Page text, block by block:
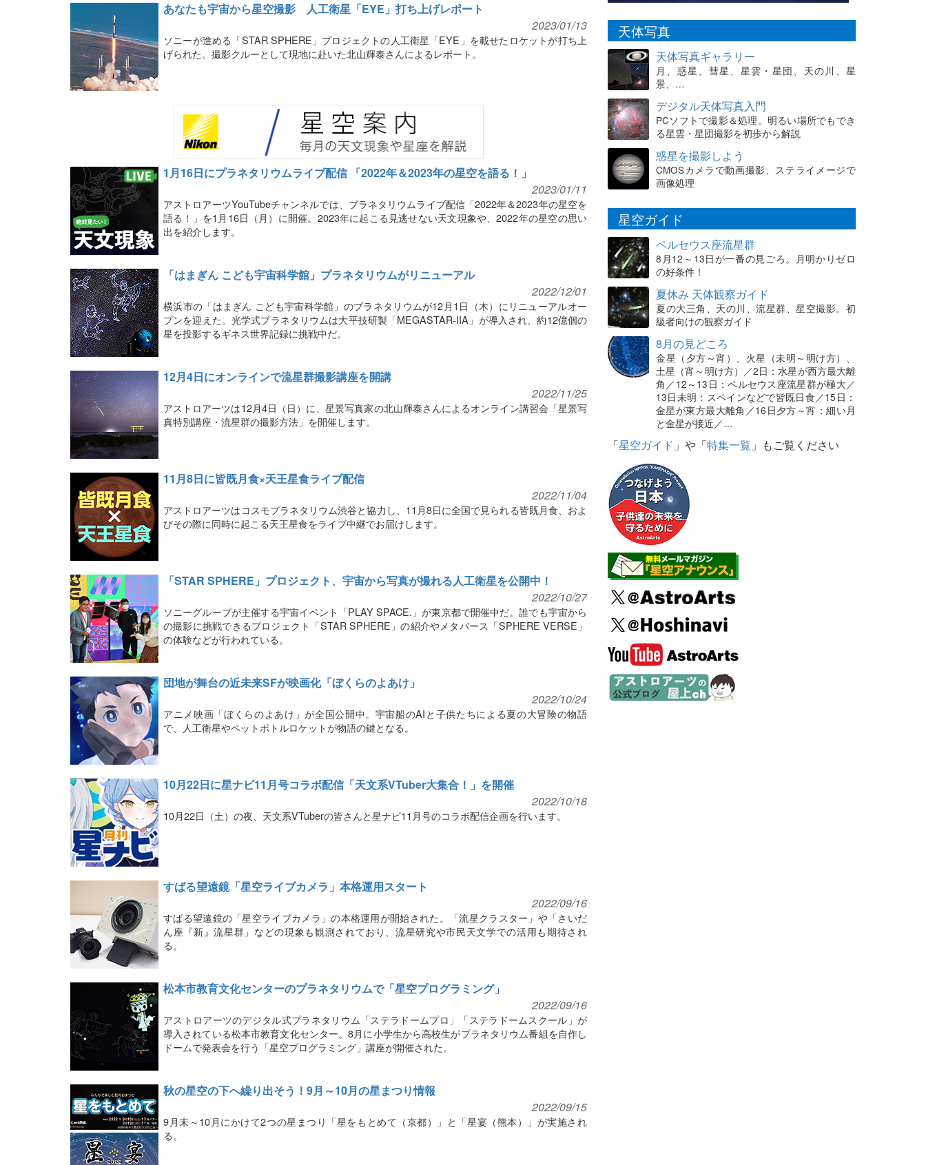
あなたも宇宙から星空撮影 人工衛星「EYE」打ち上げレポート
2023/01/13
ソニーが進める「STAR SPHERE」プロジェクトの人工衛星「EYE」を載せたロケットが打ち上
げられた。撮影クルーとして現地に赴いた北山輝泰さんによるレポート。
1月16日にプラネタリウムライブ配信 「2022年＆2023年の星空を語る！」
2023/01/11
アストロアーツYouTubeチャンネルでは、プラネタリウムライブ配信「2022年＆2023年の星空を
語る！」を1月16日（月）に開催。2023年に起こる見逃せない天文現象や、2022年の星空の思い
出を紹介します。
「はまぎん こども宇宙科学館」プラネタリウムがリニューアル
2022/12/01
横浜市の「はまぎん こども宇宙科学館」のプラネタリウムが12月1日（木）にリニューアルオー
プンを迎えた。光学式プラネタリウムは大平技研製「MEGASTAR-IIA」が導入され、約12億個の
星を投影するギネス世界記録に挑戦中だ。
12月4日にオンラインで流星群撮影講座を開講
2022/11/25
アストロアーツは12月4日（日）に、星景写真家の北山輝泰さんによるオンライン講習会「星景写
真特別講座・流星群の撮影方法」を開催します。
11月8日に皆既月食×天王星食ライブ配信
2022/11/04
アストロアーツはコスモプラネタリウム渋谷と協力し、11月8日に全国で見られる皆既月食、およ
びその際に同時に起こる天王星食をライブ中継でお届けします。
「STAR SPHERE」プロジェクト、宇宙から写真が撮れる人工衛星を公開中！
2022/10/27
ソニーグループが主催する宇宙イベント「PLAY SPACE.」が東京都で開催中だ。誰でも宇宙から
の撮影に挑戦できるプロジェクト「STAR SPHERE」の紹介やメタバース「SPHERE VERSE」
の体験などが行われている。
団地が舞台の近未来SFが映画化「ぼくらのよあけ」
2022/10/24
アニメ映画「ぼくらのよあけ」が全国公開中。宇宙船のAIと子供たちによる夏の大冒険の物語
で、人工衛星やペットボトルロケットが物語の鍵となる。
10月22日に星ナビ11月号コラボ配信「天文系VTuber大集合！」を開催
2022/10/18
10月22日（土）の夜、天文系VTuberの皆さんと星ナビ11月号のコラボ配信企画を行います。
すばる望遠鏡「星空ライブカメラ」本格運用スタート
2022/09/16
すばる望遠鏡の「星空ライブカメラ」の本格運用が開始された。「流星クラスター」や「さいだ
ん座『新』流星群」などの現象も観測されており、流星研究や市民天文学での活用も期待され
る。
松本市教育文化センターのプラネタリウムで「星空プログラミング」
2022/09/16
アストロアーツのデジタル式プラネタリウム「ステラドームプロ」「ステラドームスクール」が
導入されている松本市教育文化センター。8月に小学生から高校生がプラネタリウム番組を自作し
ドームで発表会を行う「星空プログラミング」講座が開催された。
秋の星空の下へ繰り出そう！9月～10月の星まつり情報
2022/09/15
9月末～10月にかけて2つの星まつり「星をもとめて（京都）」と「星宴（熊本）」が実施され
る。
天体写真
天体写真ギャラリー
月、惑星、彗星、星雲・星団、天の川、星
景、…
デジタル天体写真入門
PCソフトで撮影＆処理。明るい場所でもでき
る星雲・星団撮影を初歩から解説
惑星を撮影しよう
CMOSカメラで動画撮影、ステライメージで
画像処理
星空ガイド
ペルセウス座流星群
8月12～13日が一番の見ごろ。月明かりゼロ
の好条件！
夏休み 天体観察ガイド
夏の大三角、天の川、流星群、星空撮影。初
級者向けの観察ガイド
8月の見どころ
金星（夕方～宵）、火星（未明～明け方）、
土星（宵～明け方）／2日：水星が西方最大離
角／12～13日：ペルセウス座流星群が極大／
13日未明：スペインなどで皆既日食／15日：
金星が東方最大離角／16日夕方～宵：細い月
と金星が接近／…
「星空ガイド 」や「特集一覧 」もご覧ください